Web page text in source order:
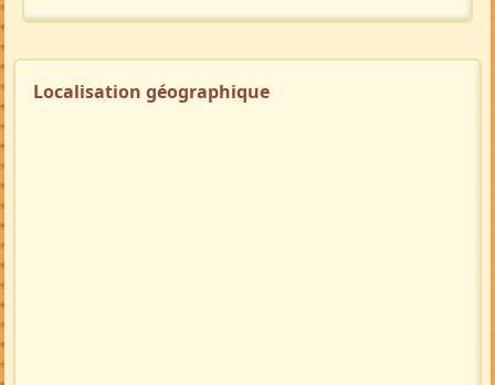
Localisation géographique